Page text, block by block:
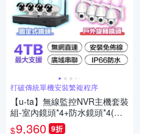
打破傳統單機安裝繁複程序
【u-ta】無線監控NVR主機套裝
組-室內鏡頭*4+防水鏡頭*4(精
美8路配套組)
$9,360 9折